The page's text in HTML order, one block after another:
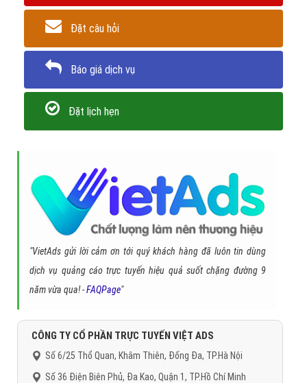
Đặt câu hỏi
Báo giá dịch vụ
Đặt lịch hẹn
"VietAds gửi lời cảm ơn tới quý khách hàng đã luôn tin dùng
dịch vụ quảng cáo trực tuyến hiệu quả suốt chặng đường 9
năm vừa qua! -FAQPage"
CÔNG TY CỔ PHẦN TRỰC TUYẾN VIỆT ADS
Số 6/25 Thổ Quan, Khâm Thiên, Đống Đa, TP.Hà Nội
Số 36 Điện Biên Phủ, Đa Kao, Quận 1, TP.Hồ Chí Minh